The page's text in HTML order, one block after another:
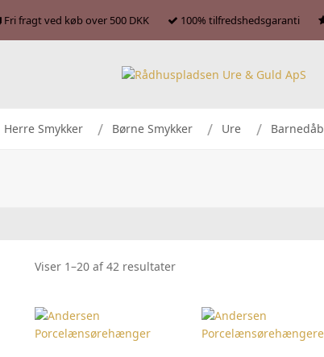
Fri fragt ved køb over 500 DKK 100% tilfredshedsgaranti
Herre Smykker Børne Smykker Ure Barnedåb
Viser 1–20 af 42 resultater